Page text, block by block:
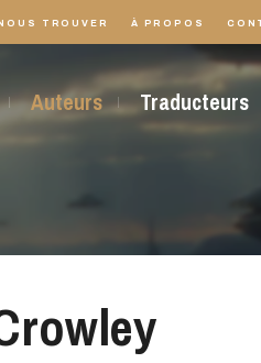
TROUVER À PROPOS
Auteurs Traducteurs